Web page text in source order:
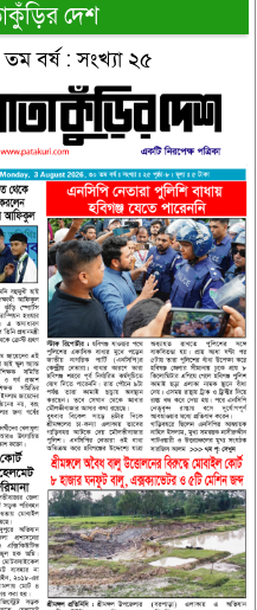
দেশ
বর্ষ : সংখ্যা ২৫